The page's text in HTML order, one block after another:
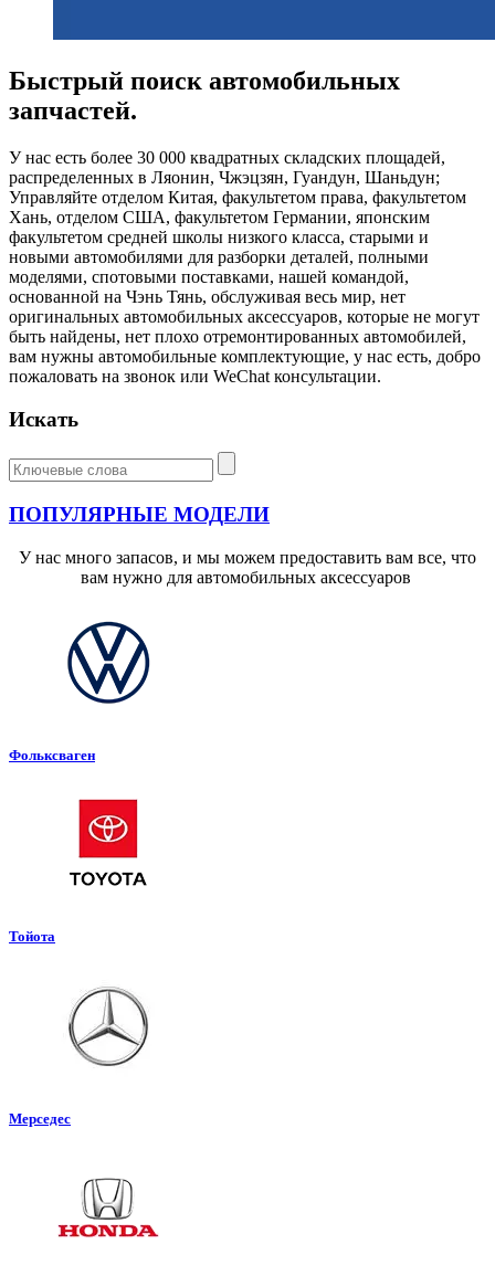
Быстрый поиск автомобильных
запчастей.
У нас есть более 30 000 квадратных складских площадей,
распределенных в Ляонин, Чжэцзян, Гуандун, Шаньдун;
Управляйте отделом Китая, факультетом права, факультетом
Хань, отделом США, факультетом Германии, японским
факультетом средней школы низкого класса, старыми и
новыми автомобилями для разборки деталей, полными
моделями, спотовыми поставками, нашей командой,
основанной на Чэнь Тянь, обслуживая весь мир, нет
оригинальных автомобильных аксессуаров, которые не могут
быть найдены, нет плохо отремонтированных автомобилей,
вам нужны автомобильные комплектующие, у нас есть, добро
пожаловать на звонок или WeChat консультации.
Искать
ПОПУЛЯРНЫЕ МОДЕЛИ
У нас много запасов, и мы можем предоставить вам все, что
вам нужно для автомобильных аксессуаров
Фольксваген
Тойота
Мерседес